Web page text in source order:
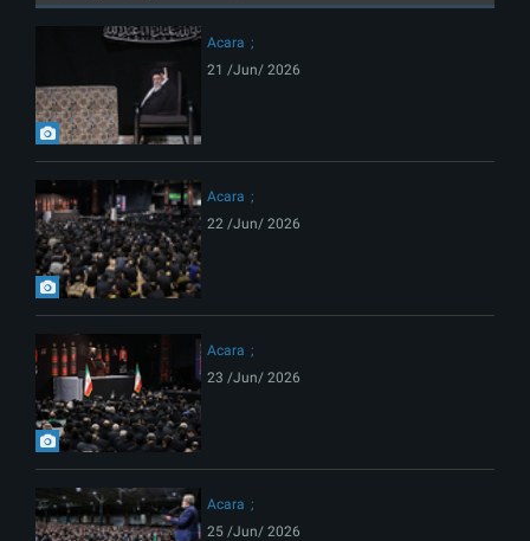
Acara
21 /Jun/ 2026
Acara
22 /Jun/ 2026
Acara
23 /Jun/ 2026
Acara
25 /Jun/ 2026